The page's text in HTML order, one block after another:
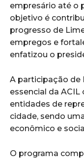
empresário até o
objetivo é
progresso de
empregos e
enfatizou o
A participação de
essencial da
entidades de
cidade, sendo
econômico e
O programa